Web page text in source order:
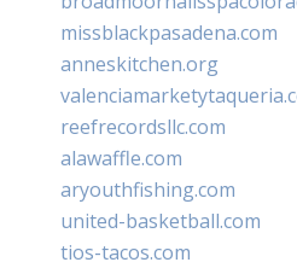
missblackpasadena.com
anneskitchen.org
reefrecordsllc.com
alawaffle.com
aryouthfishing.com
united-basketball.com
tios-tacos.com